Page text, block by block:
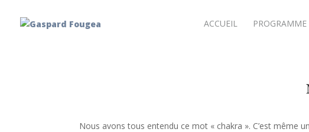
ACCUEIL
Nous avons tous entendu ce mot « chakra ». C’est même